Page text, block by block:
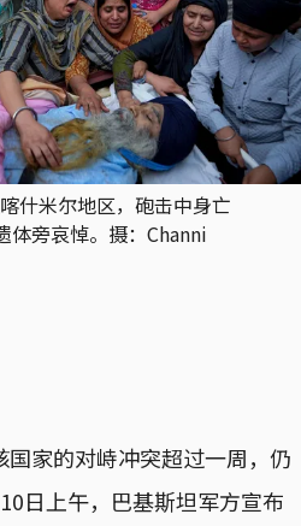
什米尔地区，砲击中身亡
体旁哀悼。摄：Channi
家的对峙冲突超过一周，仍
日上午，巴基斯坦军方宣布